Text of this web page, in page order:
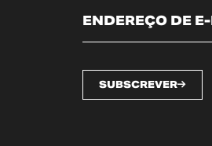
SUBSCREVER